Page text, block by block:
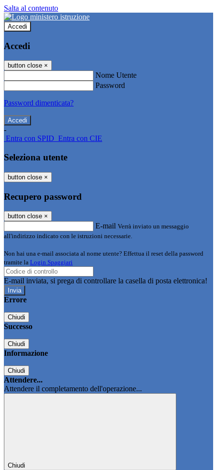
Salta al contenuto
Accedi
Accedi
button close ×
Nome Utente
Password
Password dimenticata?
-
Entra con SPID Entra con CIE
Seleziona utente
button close ×
Recupero password
button close ×
E-mail Verrà inviato un messaggio
all'indirizzo indicato con le istruzioni necessarie.
Non hai una e-mail associata al nome utente? Effettua il reset della password
tramite la Login Spaggiari
E-mail inviata, si prega di controllare la casella di posta elettronica!
Errore
Chiudi
Successo
Chiudi
Informazione
Chiudi
Attendere...
Attendere il completamento dell'operazione...
Chiudi